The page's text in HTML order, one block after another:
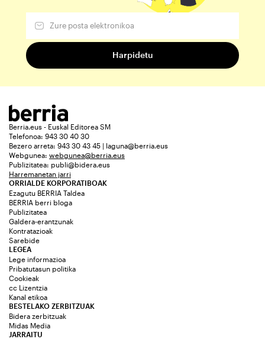
Berria.eus - Euskal Editorea SM
Telefonoa: 943 30 40 30
Bezero arreta: 943 30 43 45 | laguna@berria.eus
Webgunea: webgunea@berria.eus
Publizitatea: publi@bidera.eus
Harremanetan jarri
ORRIALDE KORPORATIBOAK
Ezagutu BERRIA Taldea
BERRIA berri bloga
Publizitatea
Galdera-erantzunak
Kontratazioak
Sarebide
JARRAITU
LEGEA
Lege informazioa
Pribatutasun politika
Cookieak
cc Lizentzia
Kanal etikoa
BESTELAKO ZERBITZUAK
Bidera zerbitzuak
Midas Media